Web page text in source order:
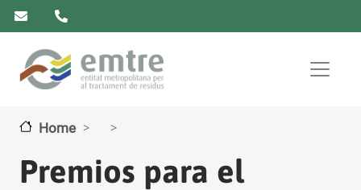
Skip to main content
Home
Premios para el